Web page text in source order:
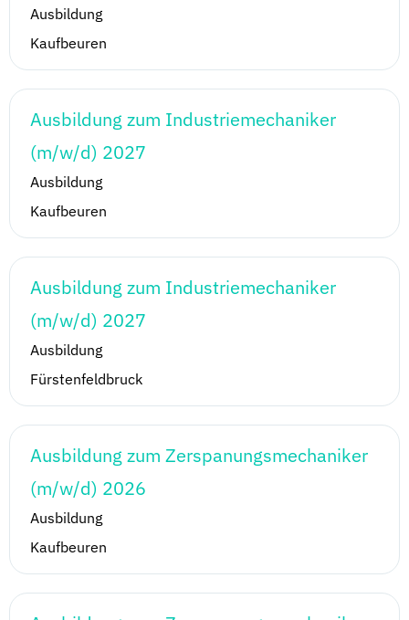
Ausbildung
Kaufbeuren
Ausbildung zum Industriemechaniker
(m/w/d) 2027
Ausbildung
Kaufbeuren
Ausbildung zum Industriemechaniker
(m/w/d) 2027
Ausbildung
Fürstenfeldbruck
Ausbildung zum Zerspanungsmechaniker
(m/w/d) 2026
Ausbildung
Kaufbeuren